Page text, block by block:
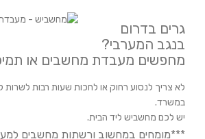
גרים בדרום
בנגב המערבי?
מחפשים מעבדת מחשבים או
לא צריך לנסוע רחוק או לחכות שעות רבות לשרות
במשרד.
יש לכם מחשביש ליד הבית.
***מומחים במחשוב ורשתות מחשבים